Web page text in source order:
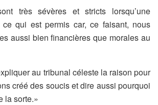
très sévères et stricts lorsqu’une
ce qui est permis car, ce faisant, nous
aussi bien financières que morales au
au tribunal céleste la raison pour
créé des soucis et dire aussi pourquoi
la sorte.»